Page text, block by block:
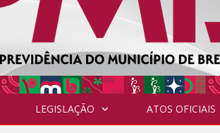
LEGISLAÇÃO ATOS OFICIAIS